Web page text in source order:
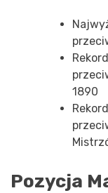
1890
Pozycja